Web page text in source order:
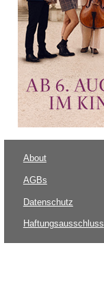
About
AGBs
Datenschutz
Haftungsausschluss